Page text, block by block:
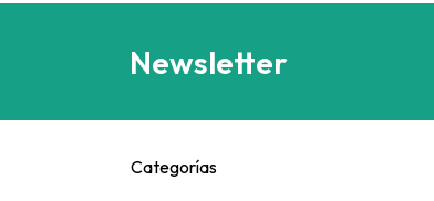
Newsletter
Categorías